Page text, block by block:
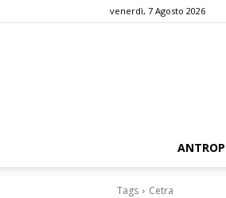
venerdì, 7 Agosto 2026
Tags Cetra